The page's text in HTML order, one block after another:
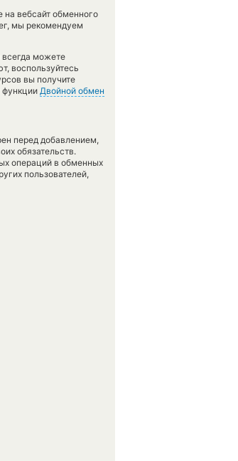
на вебсайт обменного
мы рекомендуем
можете
воспользуйтесь
вы получите
функции Двойной обмен
перед добавлением,
обязательств.
операций в обменных
пользователей,